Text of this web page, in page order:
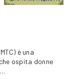
è una
ospita donne